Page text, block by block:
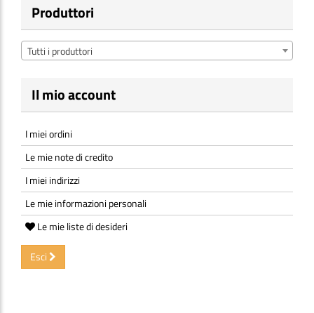
Produttori
Tutti i produttori
Il mio account
I miei ordini
Le mie note di credito
I miei indirizzi
Le mie informazioni personali
Le mie liste di desideri
Esci